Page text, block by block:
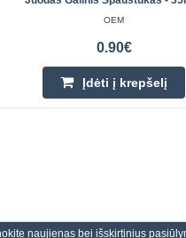
OEM
0.90€
Įdėti į krepšelį
naujienas bei išskirtinius